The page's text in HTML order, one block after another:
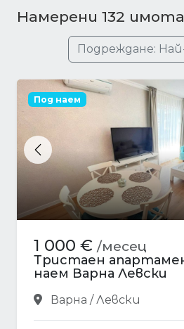
Намерени 132 имота
Подреждане:
Previous
Под наем
1 000 € /месец
Тристаен
наем Варна Левски
Варна / Левски